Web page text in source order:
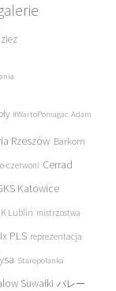
#WartoPomagac Adam
Rzeszów Barkom
czerwoni Cerrad
Katowice
Lublin mistrzostwa
PLS reprezentacja
Staropolanka
Suwałki バレー